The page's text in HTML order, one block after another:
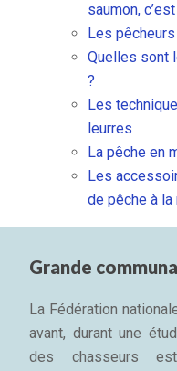
saumon,
Les
Quelles sont
?
Les
leurres
La pêche en
Les
de pêche à la
Grande
La Fédération
avant, durant une
des chasseurs est